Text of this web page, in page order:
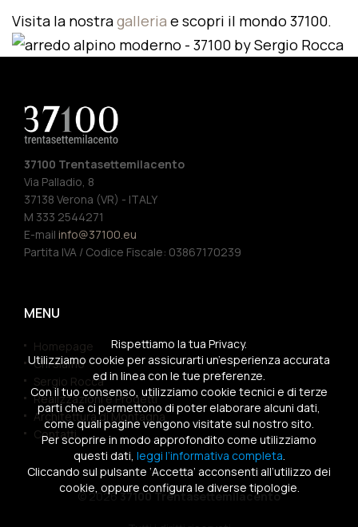
Visita la nostragalleria e scopri il mondo 37100.
37100 Trentasettemilacento
Via Palladio, 8
37138 Verona (VR) - ITALY
M 333 2544271
E-mail info@37100.eu
Partita IVA / Codice Fiscale: 03867170239
MENU
Homepage
Chi siamo
Sergio Rocca
Realizzazioni e Progetti
Architettura di Montagna
Contatti
© 202637100 Trentasettemilacento
Rispettiamo la tua Privacy.
Utilizziamo cookie per assicurarti un’esperienza accurata
ed in linea con le tue preferenze.
Con il tuo consenso, utilizziamo cookie tecnici e di terze
parti che ci permettono di poter elaborare alcuni dati,
come quali pagine vengono visitate sul nostro sito.
Per scoprire in modo approfondito come utilizziamo
questi dati, leggi l’informativa completa.
Cliccando sul pulsante ‘Accetta’ acconsenti all’utilizzo dei
cookie, oppure configura le diverse tipologie.